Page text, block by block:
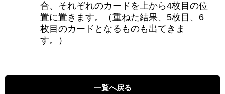
合、それぞれのカードを上から4枚目の位
置に置きます。（重ねた結果、5枚目、6
枚目のカードとなるものも出てきま
す。）
一覧へ戻る